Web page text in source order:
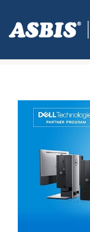
ASBIS CROATIA>
DISPLAYS